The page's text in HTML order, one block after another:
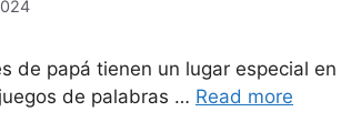
de papá tienen un lugar especial
de palabras … Read more